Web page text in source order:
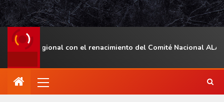
regional con el renacimiento del Comité Nacional ALAS